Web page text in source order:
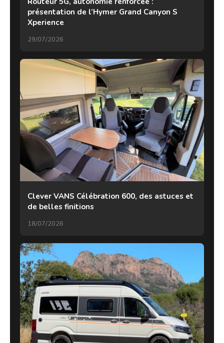
présentation de l’Hymer Grand Canyon S
Xperience
29/07/2026
Clever VANS Célébration 600, des astuces et
de belles finitions
18/07/2026